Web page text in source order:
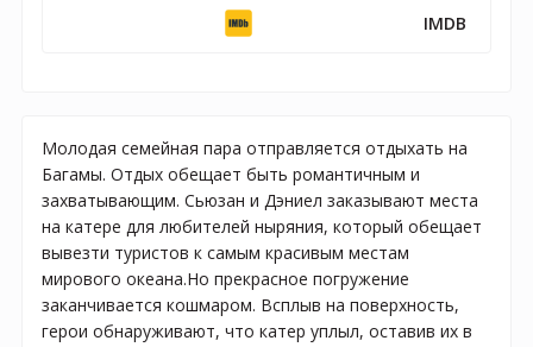
IMDB
Молодая семейная пара отправляется отдыхать на
Багамы. Отдых обещает быть романтичным и
захватывающим. Сьюзан и Дэниел заказывают места
на катере для любителей ныряния, который обещает
вывезти туристов к самым красивым местам
мирового океана.Но прекрасное погружение
заканчивается кошмаром. Всплыв на поверхность,
герои обнаруживают, что катер уплыл, оставив их в